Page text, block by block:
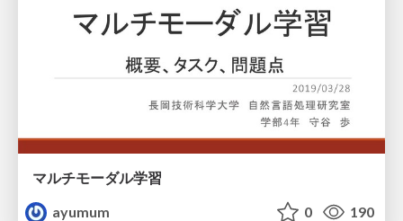
マルチモーダル学習
ayumum
0 190